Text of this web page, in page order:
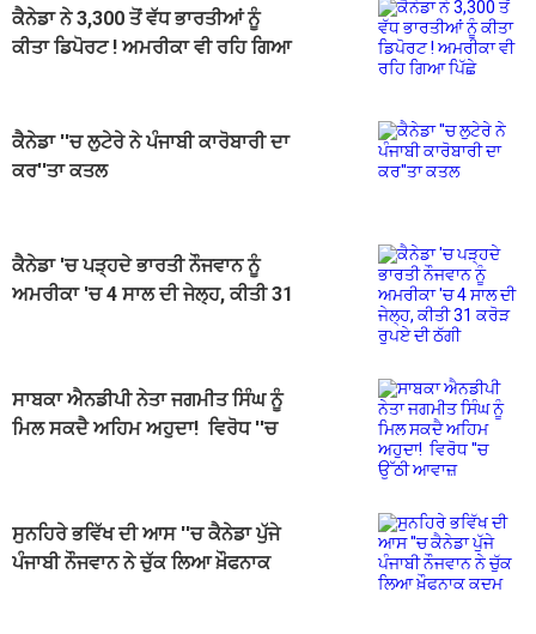
ਕੈਨੇਡਾ ਨੇ 3,300 ਤੋਂ ਵੱਧ ਭਾਰਤੀਆਂ ਨੂੰ
ਕੀਤਾ ਡਿਪੋਰਟ ! ਅਮਰੀਕਾ ਵੀ ਰਹਿ ਗਿਆ
ਕੈਨੇਡਾ ''ਚ ਲੁਟੇਰੇ ਨੇ ਪੰਜਾਬੀ ਕਾਰੋਬਾਰੀ ਦਾ
ਕਰ''ਤਾ ਕਤਲ
ਕੈਨੇਡਾ 'ਚ ਪੜ੍ਹਦੇ ਭਾਰਤੀ ਨੌਜਵਾਨ ਨੂੰ
ਅਮਰੀਕਾ 'ਚ 4 ਸਾਲ ਦੀ ਜੇਲ੍ਹ, ਕੀਤੀ 31
ਸਾਬਕਾ ਐਨਡੀਪੀ ਨੇਤਾ ਜਗਮੀਤ ਸਿੰਘ ਨੂੰ
ਮਿਲ ਸਕਦੈ ਅਹਿਮ ਅਹੁਦਾ! ਵਿਰੋਧ ''ਚ
ਸੁਨਹਿਰੇ ਭਵਿੱਖ ਦੀ ਆਸ ''ਚ ਕੈਨੇਡਾ ਪੁੱਜੇ
ਪੰਜਾਬੀ ਨੌਜਵਾਨ ਨੇ ਚੁੱਕ ਲਿਆ ਖ਼ੌਫਨਾਕ